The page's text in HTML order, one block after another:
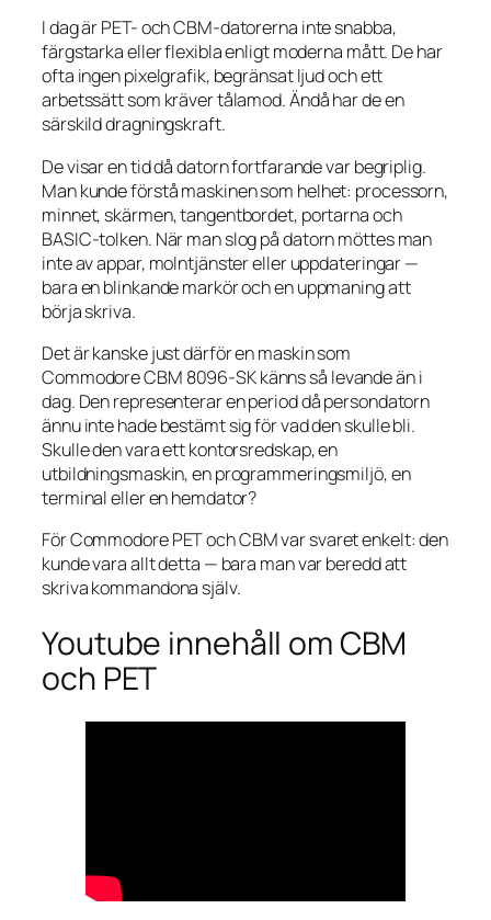
I dag är PET- och CBM-datorerna inte snabba,
färgstarka eller flexibla enligt moderna mått. De har
ofta ingen pixelgrafik, begränsat ljud och ett
arbetssätt som kräver tålamod. Ändå har de en
särskild dragningskraft.
De visar en tid då datorn fortfarande var begriplig.
Man kunde förstå maskinen som helhet: processorn,
minnet, skärmen, tangentbordet, portarna och
BASIC-tolken. När man slog på datorn möttes man
inte av appar, molntjänster eller uppdateringar —
bara en blinkande markör och en uppmaning att
börja skriva.
Det är kanske just därför en maskin som
Commodore CBM 8096-SK känns så levande än i
dag. Den representerar en period då persondatorn
ännu inte hade bestämt sig för vad den skulle bli.
Skulle den vara ett kontorsredskap, en
utbildningsmaskin, en programmeringsmiljö, en
terminal eller en hemdator?
För Commodore PET och CBM var svaret enkelt: den
kunde vara allt detta — bara man var beredd att
skriva kommandona själv.
Youtube innehåll om CBM
och PET